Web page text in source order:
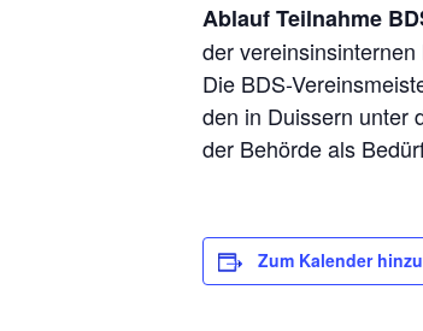
Ablauf Teil­nahme
der
Die BDS-
den in Duis­sern unter
der Behörde als
Zum Kalender